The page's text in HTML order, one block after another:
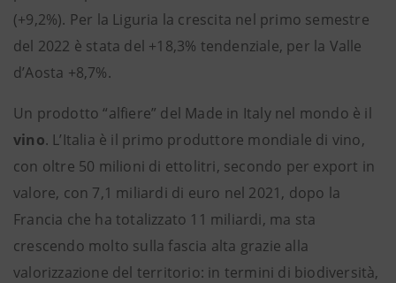
(+9,2%). Per la Liguria la crescita nel primo semestre
del 2022 è stata del +18,3% tendenziale, per la Valle
d’Aosta +8,7%.
Un prodotto “alfiere” del Made in Italy nel mondo è il
vino. L’Italia è il primo produttore mondiale di vino,
con oltre 50 milioni di ettolitri, secondo per export in
valore, con 7,1 miliardi di euro nel 2021, dopo la
Francia che ha totalizzato 11 miliardi, ma sta
crescendo molto sulla fascia alta grazie alla
valorizzazione del territorio: in termini di biodiversità,